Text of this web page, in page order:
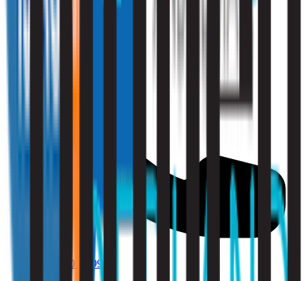
010 - 220 34 99